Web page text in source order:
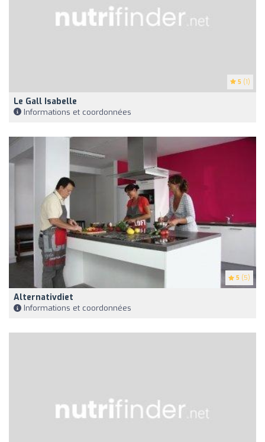
5 (1)
Le Gall Isabelle
Informations et coordonnées
5 (5)
Alternativdiet
Informations et coordonnées